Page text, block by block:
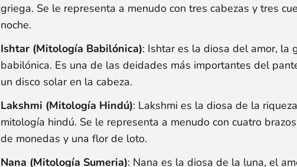
griega. Se le representa a menudo con tres cabezas y tres
noche.
Ishtar (Mitología Babilónica): Ishtar es la diosa del amor,
babilónica. Es una de las deidades más importantes del
un disco solar en la cabeza.
Lakshmi (Mitología Hindú): Lakshmi es la diosa de la
mitología hindú. Se le representa a menudo con cuatro
de monedas y una flor de loto.
Nana (Mitología Sumeria): Nana es la diosa de la luna, el